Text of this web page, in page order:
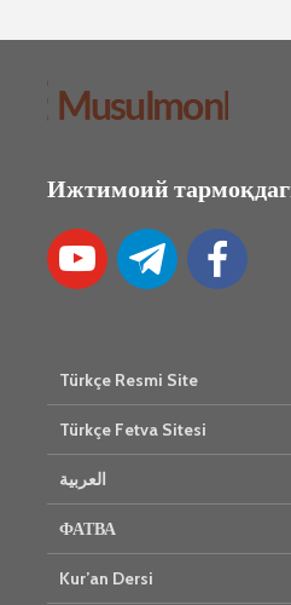
Ижтимоий
Türkçe Resmi Site
Türkçe Fetva Sitesi
العربية
ФАТВА
Kur’an Dersi